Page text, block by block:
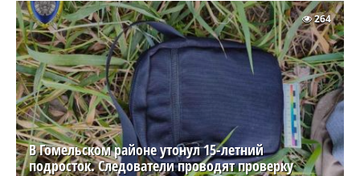
В Гомельском районе утонул 15-летний
подросток. Следователи проводят проверку
264